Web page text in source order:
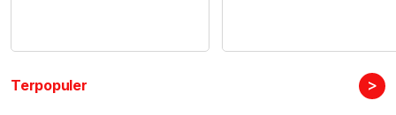
Terpopuler >